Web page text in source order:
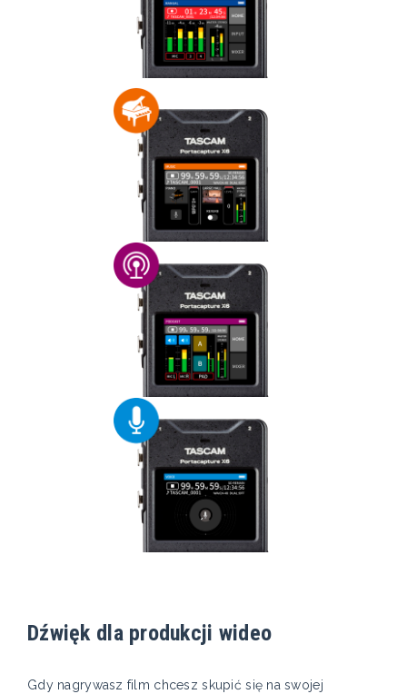
Dźwięk dla produkcji wideo
Gdy nagrywasz film chcesz skupić się na swojej